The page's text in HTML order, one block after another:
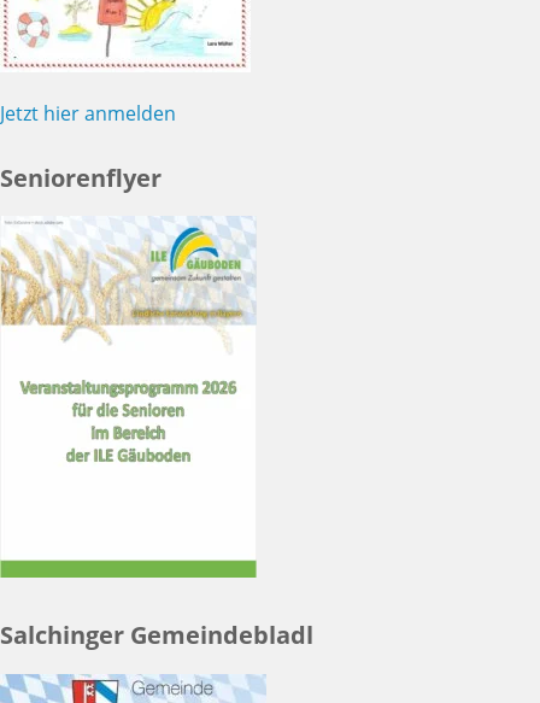
Jetzt hier anmelden
Seniorenflyer
Salchinger Gemeindebladl